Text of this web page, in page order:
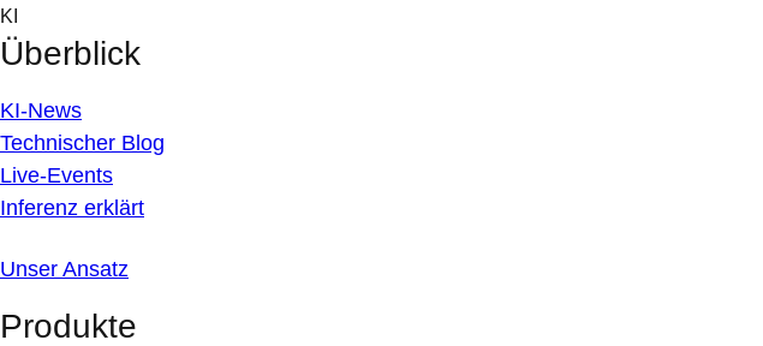
Skip
to
content
KI
Überblick
KI-News
Technischer Blog
Live-Events
Inferenz erklärt
Unser Ansatz
Produkte